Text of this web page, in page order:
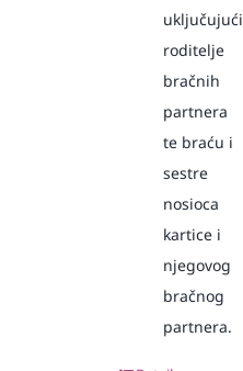
uključujući
roditelje
bračnih
partnera
te braću i
sestre
nosioca
kartice i
njegovog
bračnog
partnera.